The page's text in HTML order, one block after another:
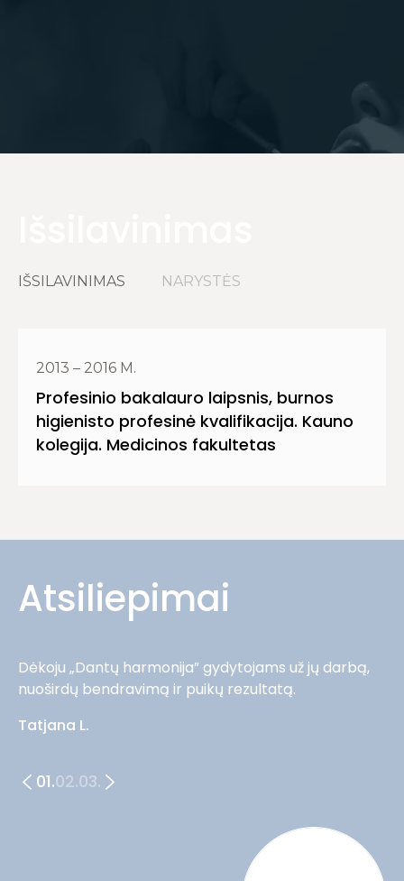
IŠSILAVINIMAS NARYSTĖS
2013 – 2016 M.
Profesinio bakalauro laipsnis, burnos
higienisto profesinė kvalifikacija. Kauno
kolegija. Medicinos fakultetas
Atsiliepimai
Dėkoju „Dantų harmonija” gydytojams už jų darbą,
nuoširdų bendravimą ir puikų rezultatą.
Tatjana L.
01.02.03.